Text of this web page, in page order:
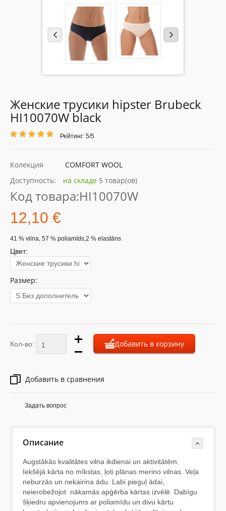
Женские трусики hipster Brubeck
HI10070W black
Рейтинг: 5/5
Колекция
COMFORT WOOL
Доступность:
на складе 5 товар(ов)
Код товара:HI10070W
12,10 €
41 % vilna, 57 % poliamīds,2 % elastāns
Цвет:
Размер:
Кол-во: Добавить в корзину
Добавить в сравнения
Задать вопрос
Описание
Augstākās kvalitātes vilna ikdienai un aktivitātēm.
Iekšējā kārta no mīkstas, ļoti plānas merino vilnas. Veļa
neburzās un nekairina ādu. Labi pieguļ ādai,
neierobežojot nākamās apģērba kārtas izvēlē. Dabīgu
šķiedru apvienojums ar poliamīdu un divu kārtu